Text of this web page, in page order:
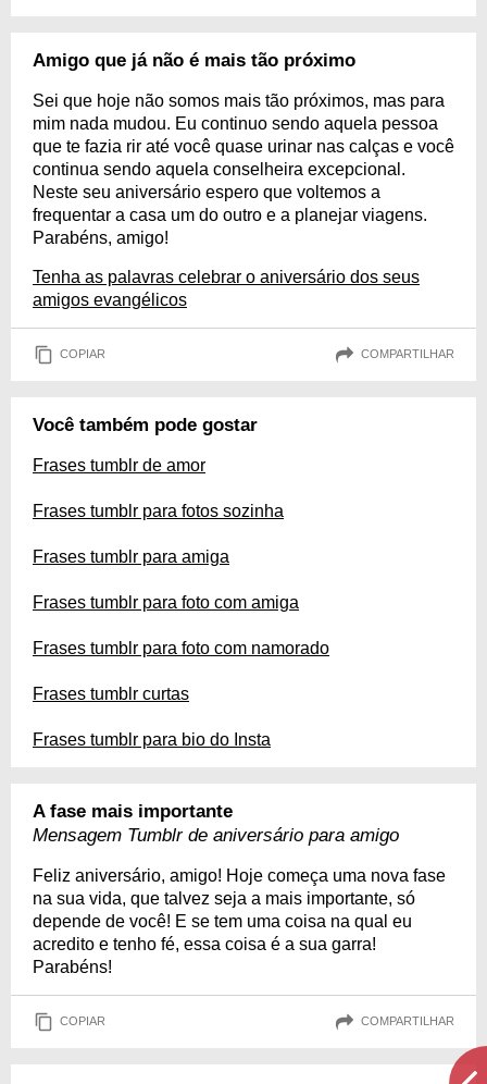
Amigo que já não é mais tão próximo
Sei que hoje não somos mais tão próximos, mas para
mim nada mudou. Eu continuo sendo aquela pessoa
que te fazia rir até você quase urinar nas calças e você
continua sendo aquela conselheira excepcional.
Neste seu aniversário espero que voltemos a
frequentar a casa um do outro e a planejar viagens.
Parabéns, amigo!
Tenha as palavras celebrar o aniversário dos seus
amigos evangélicos
COPIAR COMPARTILHAR
Você também pode gostar
Frases tumblr de amor
Frases tumblr para fotos sozinha
Frases tumblr para amiga
Frases tumblr para foto com amiga
Frases tumblr para foto com namorado
Frases tumblr curtas
Frases tumblr para bio do Insta
A fase mais importante
Mensagem Tumblr de aniversário para amigo
Feliz aniversário, amigo! Hoje começa uma nova fase
na sua vida, que talvez seja a mais importante, só
depende de você! E se tem uma coisa na qual eu
acredito e tenho fé, essa coisa é a sua garra!
Parabéns!
COPIAR COMPARTILHAR